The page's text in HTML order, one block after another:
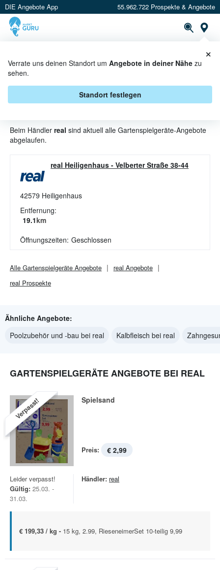
DIE Angebote App 55.962.722 Prospekte & Angebote
Verrate uns deinen Standort um Angebote in deiner Nähe zu
sehen.
Standort festlegen
×
GARTENSPIELGERÄTE
ANGEBOTE & AKTIONEN BEI
REAL
Beim Händler real sind aktuell alle Gartenspielgeräte-Angebote
abgelaufen.
real Heiligenhaus - Velberter Straße 38-44
42579 Heiligenhaus
Entfernung:
19.1km
Öffnungszeiten: Geschlossen
Alle Gartenspielgeräte Angebote real Angebote
real Prospekte
Ähnliche Angebote:
Poolzubehör und -bau bei real
Kalbfleisch bei real
GARTENSPIELGERÄTE ANGEBOTE BEI REAL
Verpasst! Spielsand
Preis: € 2,99
Leider verpasst!
Gültig: 25.03. -
31.03.
Händler: real
€ 199,33 / kg - 15 kg, 2.99, RieseneimerSet 10-teilig 9,99